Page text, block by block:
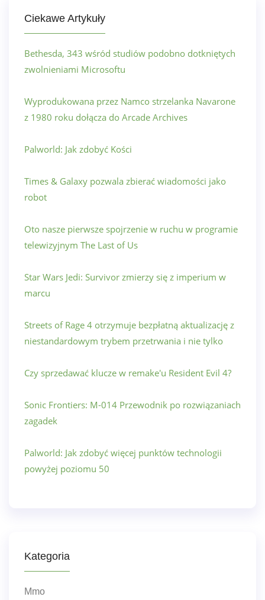
Ciekawe Artykuły
Bethesda, 343 wśród studiów podobno dotkniętych
zwolnieniami Microsoftu
Wyprodukowana przez Namco strzelanka Navarone
z 1980 roku dołącza do Arcade Archives
Palworld: Jak zdobyć Kości
Times & Galaxy pozwala zbierać wiadomości jako
robot
Oto nasze pierwsze spojrzenie w ruchu w programie
telewizyjnym The Last of Us
Star Wars Jedi: Survivor zmierzy się z imperium w
marcu
Streets of Rage 4 otrzymuje bezpłatną aktualizację z
niestandardowym trybem przetrwania i nie tylko
Czy sprzedawać klucze w remake'u Resident Evil 4?
Sonic Frontiers: M-014 Przewodnik po rozwiązaniach
zagadek
Palworld: Jak zdobyć więcej punktów technologii
powyżej poziomu 50
Kategoria
Mmo